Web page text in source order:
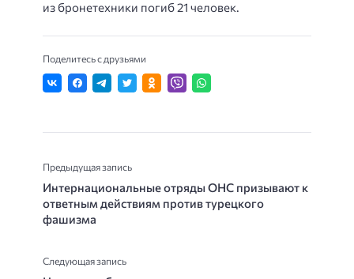
из бронетехники погиб 21 человек.
Поделитесь с друзьями
Предыдущая запись
Интернациональные отряды ОНС призывают к
ответным действиям против турецкого
фашизма
Следующая запись